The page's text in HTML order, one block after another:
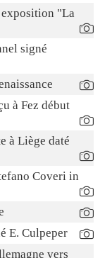
exposition "La
signé
à Fez début
à Liège daté
Coveri in
E. Culpeper
vers